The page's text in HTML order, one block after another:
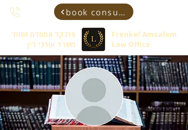
book consultant
פרנקל אמסלם ושות'
משרד עורכי דין
Frenkel Amsalem
Law Office